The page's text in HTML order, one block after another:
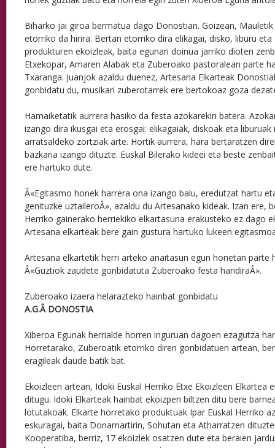
Biharko jai giroa bermatua dago Donostian. Goizean,
etorriko da hirira. Bertan etorriko dira elikagai, disko, liburu
produkturen ekoizleak, baita egunari doinua jarriko dioten
Etxekopar, Amaren Alabak eta Zuberoako pastoralean parte
Txaranga. Juanjok azaldu duenez, Artesana Elkarteak
gonbidatu du, musikari zuberotarrek ere bertokoaz goza
Hamaiketatik aurrera hasiko da festa azokarekin batera.
izango dira ikusgai eta erosgai: elikagaiak, diskoak eta
arratsaldeko zortziak arte. Hortik aurrera, hara bertaratzen
bazkaria izango dituzte. Euskal Bilerako kideei eta beste
ere hartuko dute.
Â«Egitasmo honek harrera ona izango balu, eredutzat hartu
genituzke uztaileroÂ», azaldu du Artesanako kideak. Izan ere,
Herriko gainerako herriekiko elkartasuna erakusteko ez dago
Artesana elkarteak bere gain gustura hartuko lukeen
Artesana elkartetik herri arteko anaitasun egun honetan parte
Â«Guztiok zaudete gonbidatuta Zuberoako festa handiraÂ».
Zuberoako izaera helarazteko hainbat gonbidatu
A.G.Â DONOSTIA
Xiberoa Egunak herrialde horren inguruan dagoen ezagutza
Horretarako, Zuberoatik etorriko diren gonbidatuen artean,
eragileak daude batik bat.
Ekoizleen artean, Idoki Euskal Herriko Etxe Ekoizleen Elkartea
ditugu. Idoki Elkarteak hainbat ekoizpen biltzen ditu bere
lotutakoak. Elkarte horretako produktuak Ipar Euskal Herriko
eskuragai, baita Donamartirin, Sohutan eta Atharratzen
Kooperatiba, berriz, 17 ekoizlek osatzen dute eta beraien